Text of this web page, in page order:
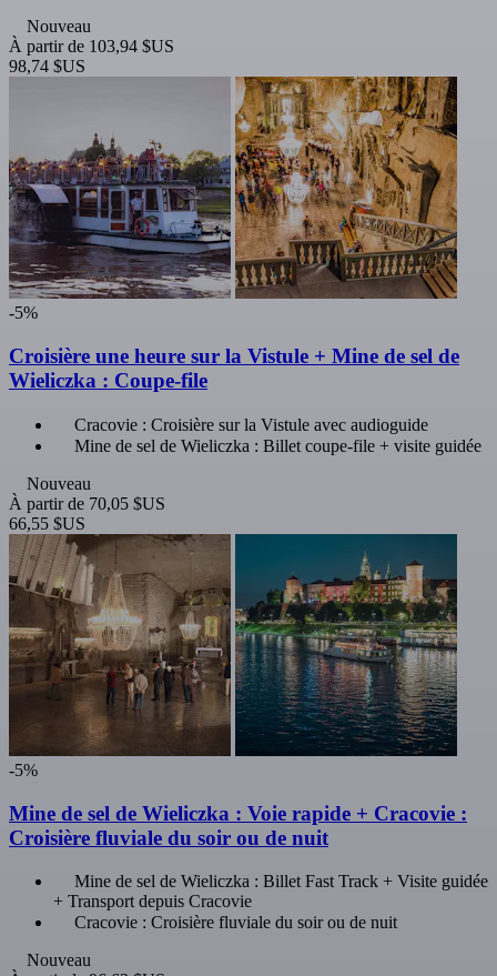
Nouveau
À partir de 103,94 $US
98,74 $US
-5%
Croisière une heure sur la Vistule + Mine de sel de
Wieliczka : Coupe-file
Cracovie : Croisière sur la Vistule avec audioguide
Mine de sel de Wieliczka : Billet coupe-file + visite guidée
Nouveau
À partir de 70,05 $US
66,55 $US
-5%
Mine de sel de Wieliczka : Voie rapide + Cracovie :
Croisière fluviale du soir ou de nuit
Mine de sel de Wieliczka : Billet Fast Track + Visite guidée
+ Transport depuis Cracovie
Cracovie : Croisière fluviale du soir ou de nuit
Nouveau